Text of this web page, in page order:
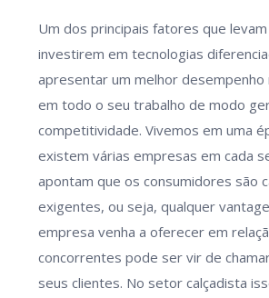
Um dos principais fatores que
investirem em tecnologias
apresentar um melhor desempenho
em todo o seu trabalho de modo
competitividade. Vivemos em uma
existem várias empresas em cada
apontam que os consumidores são
exigentes, ou seja, qualquer
empresa venha a oferecer em
concorrentes pode ser vir de
seus clientes. No setor calçadista